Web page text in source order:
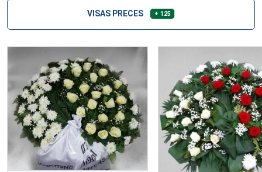
VISAS PRECES + 125